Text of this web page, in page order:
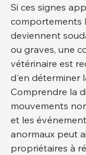
Si ces signes
comportements
deviennent
ou graves, une
vétérinaire est
d'en déterminer
Comprendre la
mouvements
et les
anormaux peut
propriétaires à